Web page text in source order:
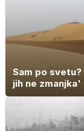
Sam po
jih ne zmanjka'